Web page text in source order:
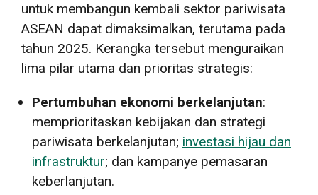
untuk membangun kembali sektor pariwisata
ASEAN dapat dimaksimalkan, terutama pada
tahun 2025. Kerangka tersebut menguraikan
lima pilar utama dan prioritas strategis:
Pertumbuhan ekonomi berkelanjutan:
memprioritaskan kebijakan dan strategi
pariwisata berkelanjutan; investasi hijau dan
infrastruktur; dan kampanye pemasaran
keberlanjutan.